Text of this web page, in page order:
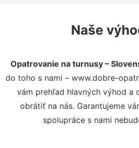
Naše
Opatrovanie na turnusy –
do toho s nami – www.dobre-
vám prehľad hlavných výhod a
obrátiť na nás. Garantujeme
spolupráce s nami